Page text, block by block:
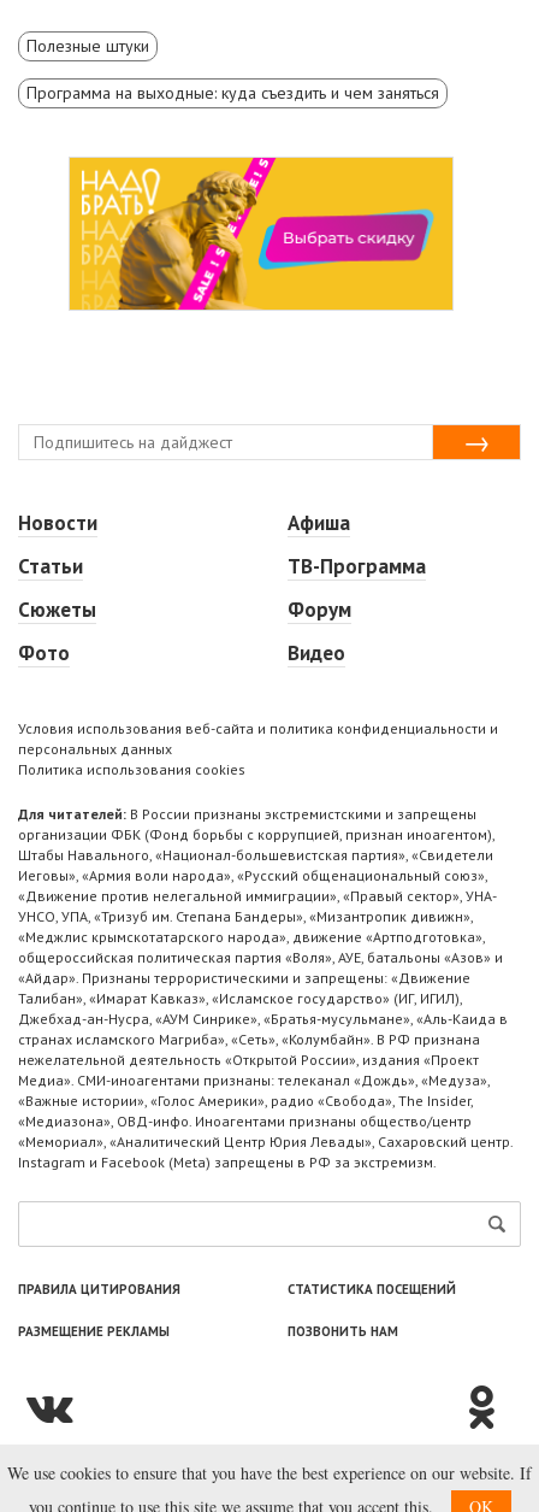
Полезные штуки
Программа на выходные: куда съездить и чем заняться
Новости
Статьи
Сюжеты
Фото
Афиша
ТВ-Программа
Форум
Видео
Условия использования веб-сайта и политика конфиденциальности и
персональных данных
Политика использования cookies
Для читателей: В России признаны экстремистскими и запрещены
организации ФБК (Фонд борьбы с коррупцией, признан иноагентом),
Штабы Навального, «Национал-большевистская партия», «Свидетели
Иеговы», «Армия воли народа», «Русский общенациональный союз»,
«Движение против нелегальной иммиграции», «Правый сектор», УНА-
УНСО, УПА, «Тризуб им. Степана Бандеры», «Мизантропик дивижн»,
«Меджлис крымскотатарского народа», движение «Артподготовка»,
общероссийская политическая партия «Воля», АУЕ, батальоны «Азов» и
«Айдар». Признаны террористическими и запрещены: «Движение
Талибан», «Имарат Кавказ», «Исламское государство» (ИГ, ИГИЛ),
Джебхад-ан-Нусра, «АУМ Синрике», «Братья-мусульмане», «Аль-Каида в
странах исламского Магриба», «Сеть», «Колумбайн». В РФ признана
нежелательной деятельность «Открытой России», издания «Проект
Медиа». СМИ-иноагентами признаны: телеканал «Дождь», «Медуза»,
«Важные истории», «Голос Америки», радио «Свобода», The Insider,
«Медиазона», ОВД-инфо. Иноагентами признаны общество/центр
«Мемориал», «Аналитический Центр Юрия Левады», Сахаровский центр.
Instagram и Facebook (Metа) запрещены в РФ за экстремизм.
ПРАВИЛА ЦИТИРОВАНИЯ СТАТИСТИКА ПОСЕЩЕНИЙ
РАЗМЕЩЕНИЕ РЕКЛАМЫ ПОЗВОНИТЬ НАМ
© ООО «Лаборатория Новоcтей», 2003—2026.
We use cookies to ensure that you have the best experience on our website. If
you continue to use this site we assume that you accept this.
OK